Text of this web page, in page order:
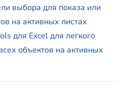
выбора для показа или
на активных листах
для Excel для легкого
объектов на активных